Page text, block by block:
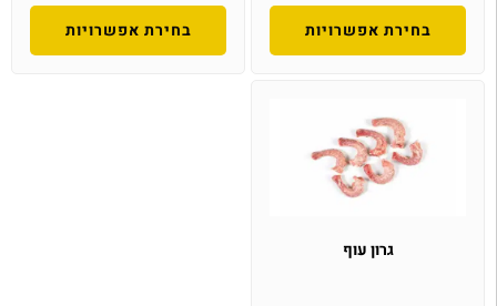
בחירת אפשרויות בחירת אפשרויות
גרון עוף